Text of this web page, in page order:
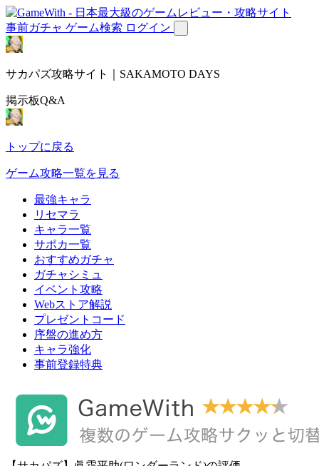
事前ガチャ ゲーム検索 ログイン
サカパズ攻略サイト｜SAKAMOTO DAYS
掲示板Q&A
トップに戻る
ゲーム攻略一覧を見る
最強キャラ
リセマラ
キャラ一覧
サポカ一覧
おすすめガチャ
ガチャシミュ
イベント攻略
Webストア解説
プレゼントコード
序盤の進め方
キャラ強化
事前登録特典